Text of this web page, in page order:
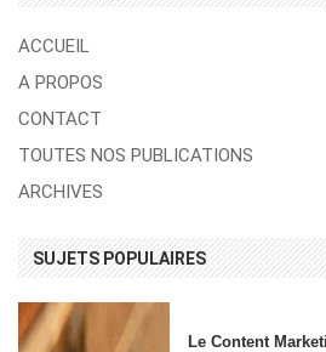
ACCUEIL
A PROPOS
CONTACT
TOUTES NOS PUBLICATIONS
ARCHIVES
SUJETS POPULAIRES
Le Content